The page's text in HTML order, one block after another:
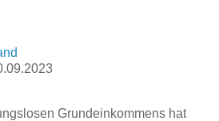
Grundeinkommens hat